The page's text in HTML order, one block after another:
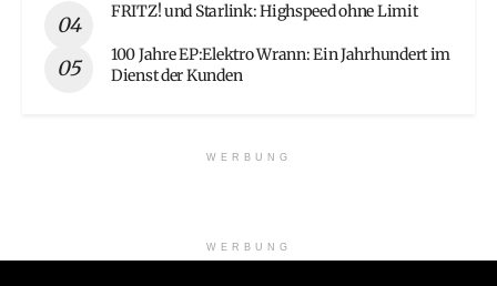
FRITZ! und Starlink: Highspeed ohne Limit
100 Jahre EP:Elektro Wrann: Ein Jahrhundert im
Dienst der Kunden
WERBUNG
WERBUNG